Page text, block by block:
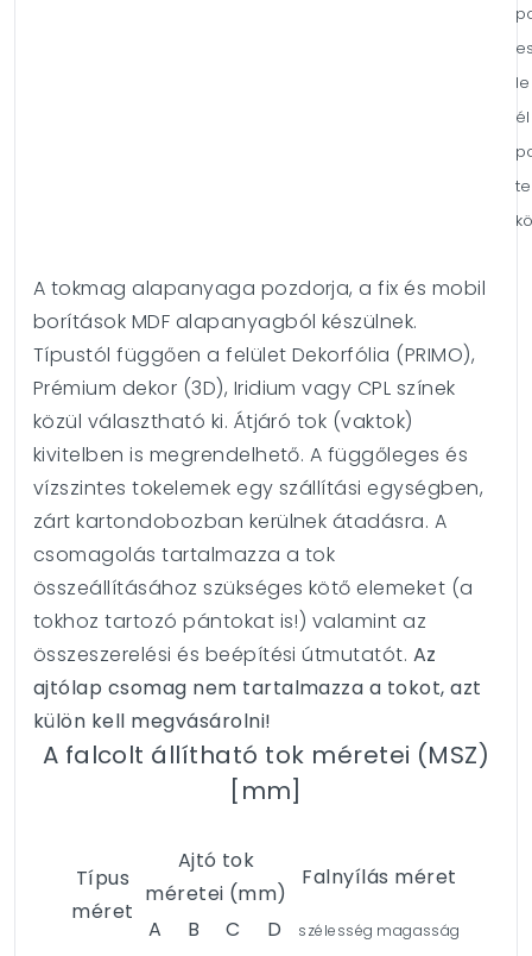
A tokmag alapanyaga pozdorja, a fix és mobil
borítások MDF alapanyagból készülnek.
Típustól függően a felület Dekorfólia (PRIMO),
Prémium dekor (3D), Iridium vagy CPL színek
közül választható ki. Átjáró tok (vaktok)
kivitelben is megrendelhető. A függőleges és
vízszintes tokelemek egy szállítási egységben,
zárt kartondobozban kerülnek átadásra. A
csomagolás tartalmazza a tok
összeállításához szükséges kötő elemeket (a
tokhoz tartozó pántokat is!) valamint az
összeszerelési és beépítési útmutatót. Az
ajtólap csomag nem tartalmazza a tokot, azt
külön kell megvásárolni!
A falcolt állítható tok méretei (MSZ)
[mm]
Típus
méret
Ajtó tok
méretei (mm)
Falnyílás méret
A
B C D szélesség magasság